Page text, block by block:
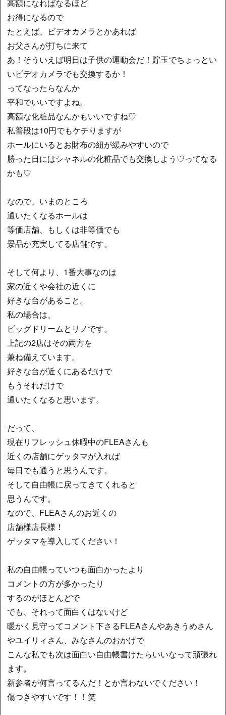
高額になればなるほど
お得になるので
たとえば、ビデオカメラとかあれば
お父さんが打ちに来て
あ！そういえば明日は子供の運動会だ！貯玉でちょっとい
いビデオカメラでも交換するか！
ってなったらなんか
平和でいいですよね。
高額な化粧品なんかもいいですね♡
私普段は10円でもケチりますが
ホールにいるとお財布の紐が緩みやすいので
勝った日にはシャネルの化粧品でも交換しよう♡ってなる
かも♡
なので、いまのところ
通いたくなるホールは
等価店舗、もしくは非等価でも
景品が充実してる店舗です。
そして何より、1番大事なのは
家の近くや会社の近くに
好きな台があること。
私の場合は、
ビッグドリームとリノです。
上記の2店はその両方を
兼ね備えています。
好きな台が近くにあるだけで
もうそれだけで
通いたくなると思います。
だって、
現在リフレッシュ休暇中のFLEAさんも
近くの店舗にゲッタマが入れば
毎日でも通うと思うんです。
そして自由帳に戻ってきてくれると
思うんです。
なので、FLEAさんのお近くの
店舗様店長様！
ゲッタマを導入してください！
私の自由帳っていつも面白かったより
コメントの方が多かったり
するのがほとんどで
でも、それって面白くはないけど
暖かく見守ってコメント下さるFLEAさんやあきうめさん
やユイリィさん、みなさんのおかげで
こんな私でも次は面白い自由帳書けたらいいなって頑張れ
ます。
新参者が何言ってるんだ！とか言わないでください！
傷つきやすいです！！笑